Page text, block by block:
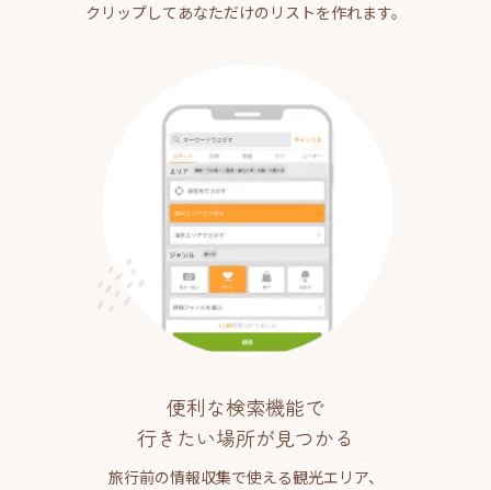
クリップしてあなただけのリストを作れます。
便利な検索機能で
行きたい場所が見つかる
旅行前の情報収集で使える観光エリア、